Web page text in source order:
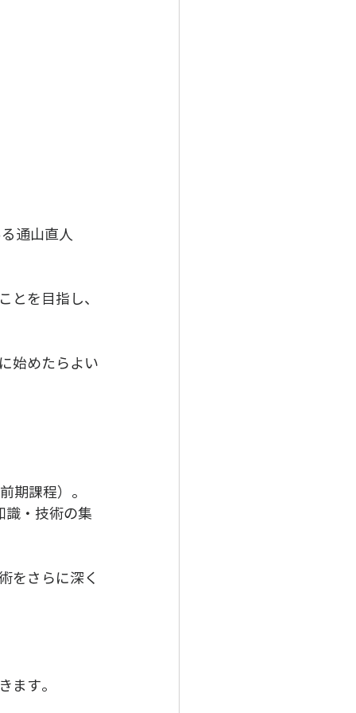
通山直人
とを目指し、
始めたらよい
期課程）。
識・技術の集
をさらに深く
ます。